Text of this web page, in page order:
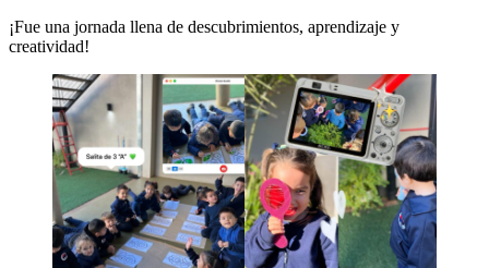
¡Fue una jornada llena de descubrimientos, aprendizaje y
creatividad!